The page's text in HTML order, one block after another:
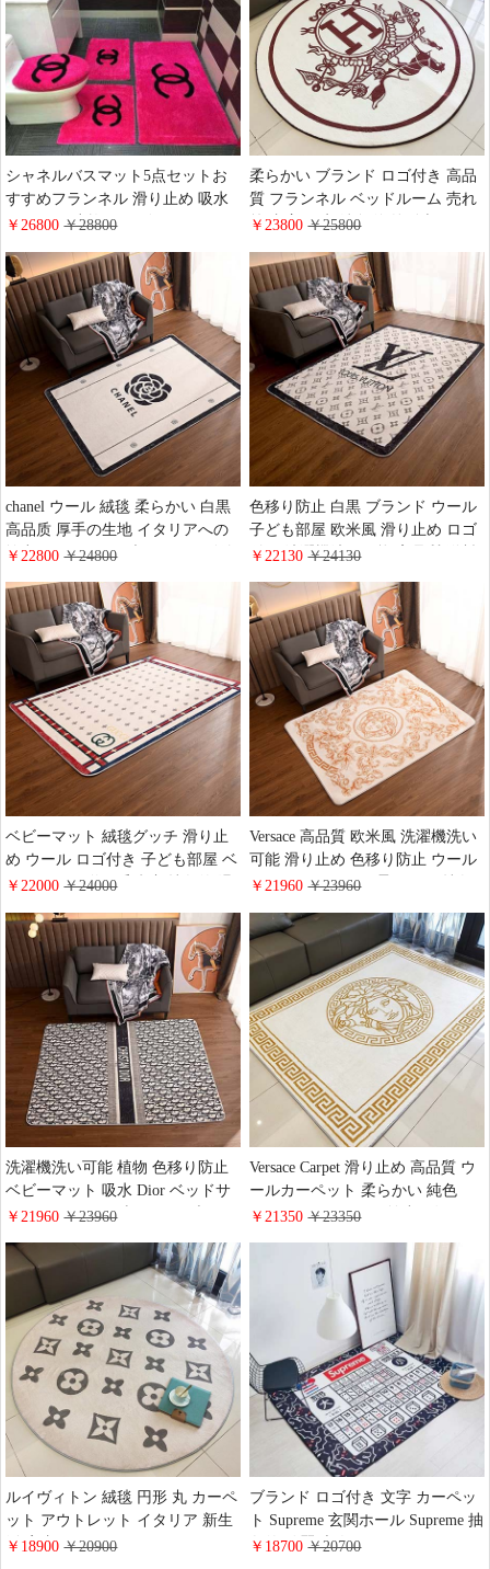
シャネルバスマット5点セットお
すすめフランネル 滑り止め 吸水
スポンジ 速乾 ローズレッド
ト/トイレマット(3個) 厚織り柔ら
かい 人気 シャネル足ふきマット
オシャレ北欧风
￥26800￥28800
柔らかい ブランド ロゴ付き 高品
質 フランネル ベッドルーム 売れ
筋 書斎 吸水 純色 海外販売
可能 ラグジュアリー Hermes カー
ペット
￥23800￥25800
chanel ウール 絨毯 柔らかい 白黒
高品质 厚手の生地 イタリアへの
輸出 カーペット ブランド ロゴ付
り止めシート色移り防止 洗濯機洗
い可能 防湿 抗菌 耐久性
￥22800￥24800
色移り防止 白黒 ブランド ウール
子ども部屋 欧米風 滑り止め ロゴ
付き 洗濯機洗い可能 高品質 送料
マット LV 吸水 ベッドルーム 防
音マット
￥22130￥24130
ベビーマット 絨毯グッチ 滑り止
め ウール ロゴ付き 子ども部屋 ベ
ッドルーム 遊び毛防止 抽象的 滑
グジュアリー 高品質 色移り防止
ハイブランド 吸水 GG おすすめ
売れ筋
￥22000￥24000
Versace 高品質 欧米風 洗濯機洗い
可能 滑り止め 色移り防止 ウール
ベッドサイドラグ 柔らかい 抽象
れ筋 ベビーマット おすすめ
Versace 絨毯 ブランド
￥21960￥23960
洗濯機洗い可能 植物 色移り防止
ベビーマット 吸水 Dior ベッドサ
イドラグ Dior 欧米風 ハイブラン
止め 花卉 ウール おすすめ 防音マ
ット ベッドルーム 売れ筋
￥21960￥23960
Versace Carpet 滑り止め 高品質 ウ
ールカーペット 柔らかい 純色
150*200cm イタリア輸出 ヴェルサ
付き 長方形 超高密度 ベッドルー
ムマット 洗濯機洗い可能 海外販
￥21350￥23350
ルイヴィトン 絨毯 円形 丸 カーペ
ット アウトレット イタリア 新生
活 室内 フランネル おしゃれ LV
￥18900￥20900
ブランド ロゴ付き 文字 カーペッ
ト Supreme 玄関ホール Supreme 抽
象的 綺麗 大人気 ベッドルーム フ
￥18700￥20700